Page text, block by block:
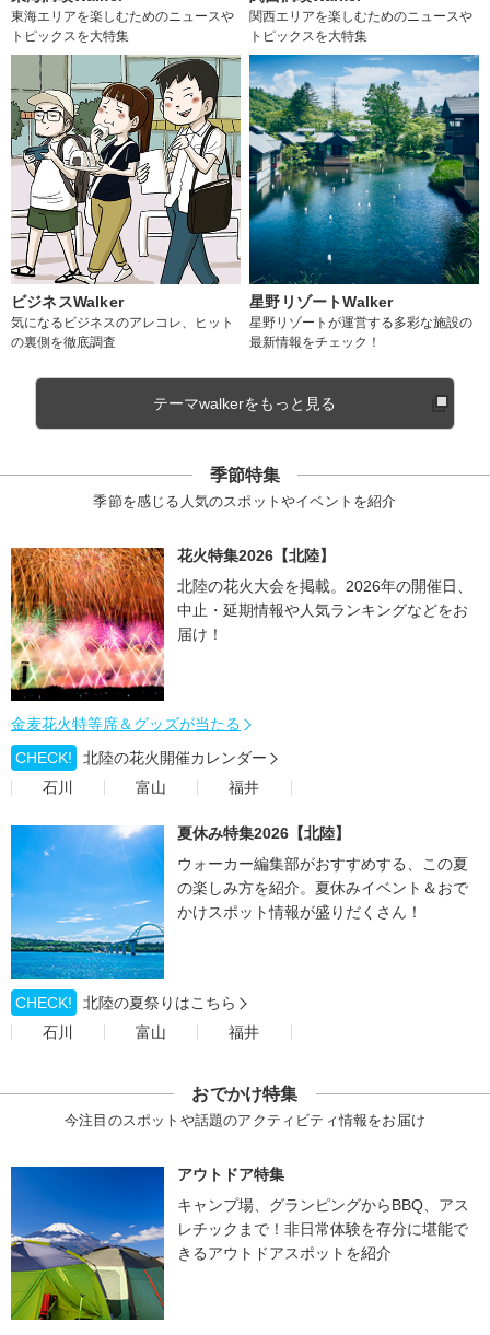
東海エリアを楽しむためのニュースや
トピックスを大特集
関西エリアを楽しむためのニュースや
トピックスを大特集
ビジネスWalker
気になるビジネスのアレコレ、ヒット
の裏側を徹底調査
星野リゾートWalker
星野リゾートが運営する多彩な施設の
最新情報をチェック！
テーマwalkerをもっと見る
季節特集
季節を感じる人気のスポットやイベントを紹介
花火特集2026【北陸】
北陸の花火大会を掲載。2026年の開催日、
中止・延期情報や人気ランキングなどをお
届け！
金麦花火特等席＆グッズが当たる
CHECK!
北陸の花火開催カレンダー
石川
富山 福井
夏休み特集2026【北陸】
ウォーカー編集部がおすすめする、この夏
の楽しみ方を紹介。夏休みイベント＆おで
かけスポット情報が盛りだくさん！
CHECK!
北陸の夏祭りはこちら
石川
富山 福井
おでかけ特集
今注目のスポットや話題のアクティビティ情報をお届け
アウトドア特集
キャンプ場、グランピングからBBQ、アス
レチックまで！非日常体験を存分に堪能で
きるアウトドアスポットを紹介